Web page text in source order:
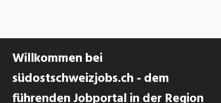
Willkommen bei
südostschweizjobs.ch - dem
führenden Jobportal in der Region